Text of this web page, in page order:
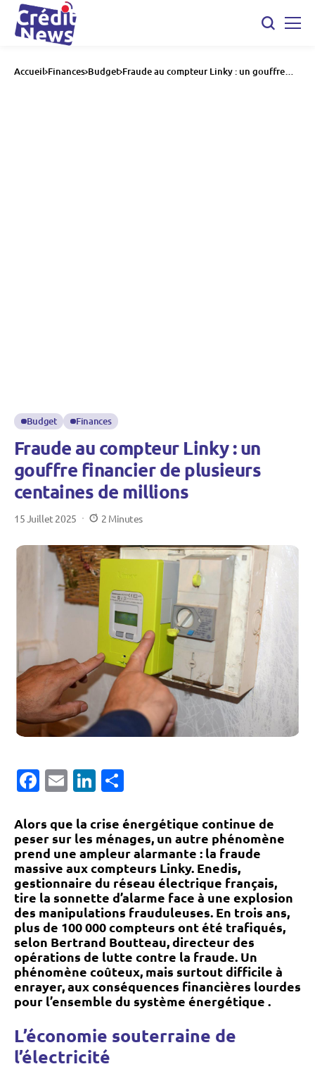
Accueil Finances Budget Fraude au compteur Linky : un gouffre
financier de plusieurs centaines de
Budget Finances
Fraude au compteur Linky : un
gouffre financier de plusieurs
centaines de millions
15 Juillet 2025 2 Minutes
Facebook
EmailLinkedIn
Alors que la crise énergétique continue de
peser sur les ménages, un autre phénomène
prend une ampleur alarmante : la fraude
massive aux compteurs Linky. Enedis,
gestionnaire du réseau électrique français,
tire la sonnette d’alarme face à une explosion
des manipulations frauduleuses. En trois ans,
plus de 100 000 compteurs ont été trafiqués,
selon Bertrand Boutteau, directeur des
opérations de lutte contre la fraude. Un
phénomène coûteux, mais surtout difficile à
enrayer, aux conséquences financières lourdes
pour l’ensemble du système énergétique .
L’économie souterraine de
l’électricité